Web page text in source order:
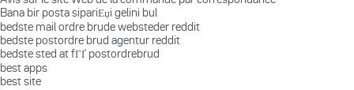
Bana bir posta sipariЕџi gelini bul
bedste mail ordre brude websteder reddit
bedste postordre brud agentur reddit
bedste sted at fГҐ postordrebrud
best apps
best site